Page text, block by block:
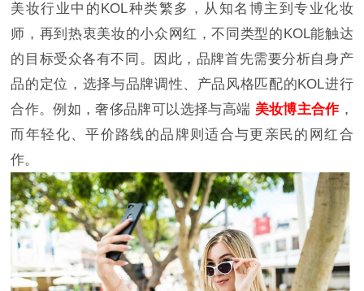
美妆行业中的KOL种类繁多，从知名博主到专业化妆
师，再到热衷美妆的小众网红，不同类型的KOL能触达
的目标受众各有不同。因此，品牌首先需要分析自身产
品的定位，选择与品牌调性、产品风格匹配的KOL进行
合作。例如，奢侈品牌可以选择与高端 美妆博主合作，
而年轻化、平价路线的品牌则适合与更亲民的网红合
作。